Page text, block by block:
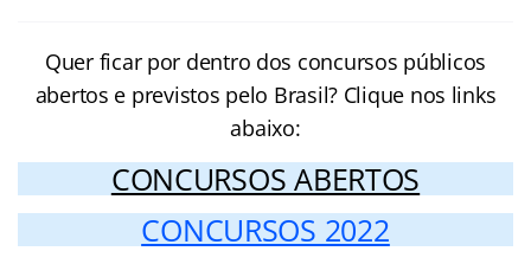
Quer ficar por dentro dos concursos públicos
abertos e previstos pelo Brasil? Clique nos links
abaixo:
CONCURSOS ABERTOS
CONCURSOS 2022